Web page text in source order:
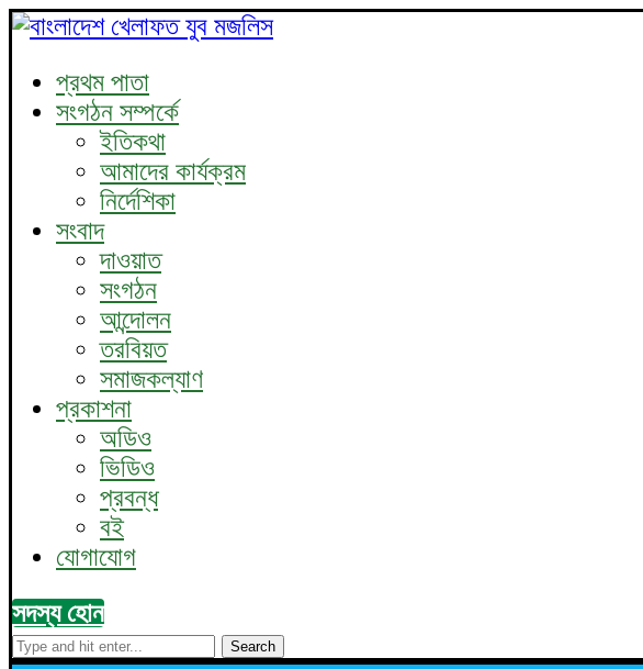
প্রথম পাতা
সংগঠন সম্পর্কে
ইতিকথা
আমাদের কার্যক্রম
নির্দেশিকা
সংবাদ
দাওয়াত
সংগঠন
আন্দোলন
তরবিয়ত
সমাজকল্যাণ
প্রকাশনা
অডিও
ভিডিও
প্রবন্ধ
বই
যোগাযোগ
সদস্য হোন
Search